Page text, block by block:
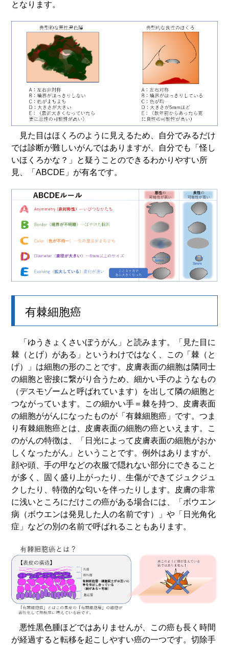
となります。
見た目はほくろのように見えるため、自分でみるだけ
では診断が難しいがんではありますが、自分でも「怪し
いほくろかな？」と疑うことのできるわかりやすい所
見、「ABCDE」が有名です。
有棘細胞癌
「ゆうきょくさいぼうがん」と読みます。「見た目に
棘（とげ）がある」というわけではなく、この「棘（と
げ）」は細胞の形のことです。皮膚表面の細胞は隣同士
の細胞と密接に繋がり合うため、細かい手のようなもの
（デスモゾームと呼ばれています）を出して隣の細胞と
つながっています。この細かい手＝棘を持つ、皮膚表面
の細胞ががんになったものが「有棘細胞癌」です。つま
り有棘細胞癌とは、皮膚表面の細胞の癌といえます。こ
のがんの特徴は、「日光によって皮膚表面の細胞がおか
しくなったがん」ということです。例外はありますが、
顔や頭、手の甲などの衣服で隠れない部分にできること
が多く、固く盛り上がったり、生傷ができてジュクジュ
クしたり、特徴的な匂いを伴ったりします。皮膚の非常
に浅いところにだけこの癌がある場合には、「ボウエン
病（ボウエンは発見した人の名前です）」や「日光角化
症」などの別の名前で呼ばれることもあります。
悪性黒色腫ほどではありませんが、この癌も長く時間
が経過すると転移を起こしやすい癌の一つです。切除手